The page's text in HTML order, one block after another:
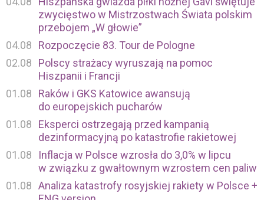
zwycięstwo w Mistrzostwach Świata polskim
przebojem „W głowie”
04.08
Rozpoczęcie 83. Tour de Pologne
02.08
Polscy strażacy wyruszają na pomoc
Hiszpanii i Francji
01.08
Raków i GKS Katowice awansują
do europejskich pucharów
01.08
Eksperci ostrzegają przed kampanią
dezinformacyjną po katastrofie rakietowej
01.08
Inflacja w Polsce wzrosła do 3,0% w lipcu
w związku z gwałtownym wzrostem cen paliw
01.08 Analiza katastrofy rosyjskiej rakiety w Polsce +